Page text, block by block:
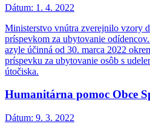
Dátum: 1. 4. 2022
Ministerstvo vnútra zverejnilo vzory
príspevkom za ubytovanie
azyle účinná od 30. marca 2022
príspevku za ubytovanie osôb s
útočiska.
Humanitárna pomoc Obce
Dátum: 9. 3. 2022